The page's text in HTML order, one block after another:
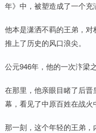
年》中，被塑造成了一个充
他本是潇洒不羁的王弟，
推上了历史的风口浪尖。
公元946年，他的一次汴梁
在那里，他亲眼目睹了后
幕，看见了中原百姓在战火
那一刻，这个年轻的王弟